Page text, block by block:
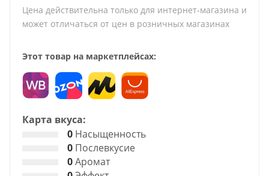
Цена действительна только для интернет-магазина и
может отличаться от цен в розничных магазинах
Этот товар на маркетплейсах:
Карта вкуса:
0 Насыщенность
0 Послевкусие
0Аромат